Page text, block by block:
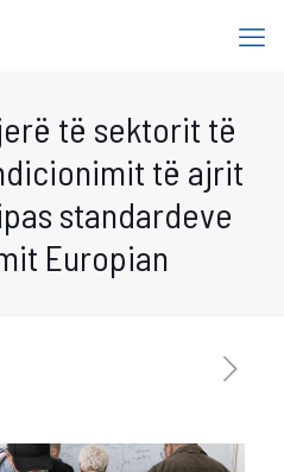
të sektorit të
të ajrit
standardeve
Europian